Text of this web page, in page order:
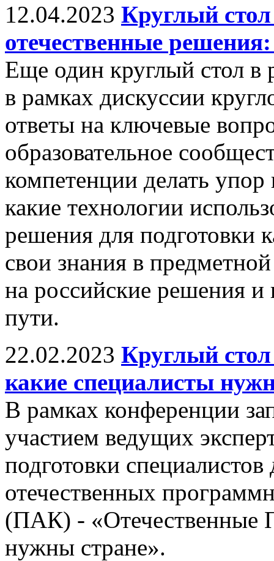
12.04.2023 Круглый
отечественные
Еще один круглый стол в
в рамках дискуссии
ответы на ключевые
образовательное
компетенции делать упор
какие технологии
решения для подготовки
свои знания в
на российские решения
пути.
22.02.2023 Круглый
какие специалисты
В рамках конференции
участием ведущих
подготовки
отечественных
(ПАК) - «Отечественные
нужны стране».